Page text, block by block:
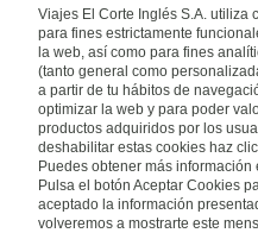
Quiénes somos
Financiación
Sostenibilidad
Turismo accesible
Tarjeta El Corte Inglés
Trabaja con nosotros
El Corte Inglés
Canal Ético
Enlaces de interés
Guías de viaje
Catálogos
Auto check-in
Condiciones Generales
Política de privacidad
Política de cookies
Accesibilidad
Empresas/ Grupos
Internacional
España
Visita nuestro blog
Viajes El Corte Inglés S.A. utiliza
para fines estrictamente
la web, así como para fines
(tanto general como
a partir de tu hábitos de
optimizar la web y para poder
productos adquiridos por los
deshabilitar estas cookies haz
Puedes obtener más
Pulsa el botón Aceptar Cookies
aceptado la información
volveremos a mostrarte este